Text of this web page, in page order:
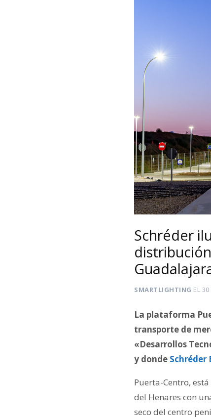
Schréder
SMARTLIGHTING EL 30
La plataforma
transporte de
«Desarrollos
y donde Schréder
Puerta-Centro,
del Henares con
seco del centro